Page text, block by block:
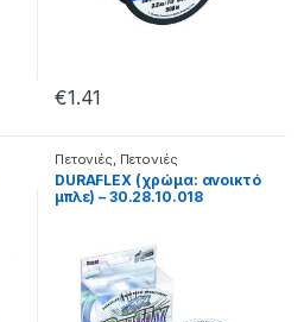
€1.41
Πετονιές Πετονιές
Monofilament
DURAFLEX (χρώμα: ανοικτό
μπλε) – 30.28.10.018